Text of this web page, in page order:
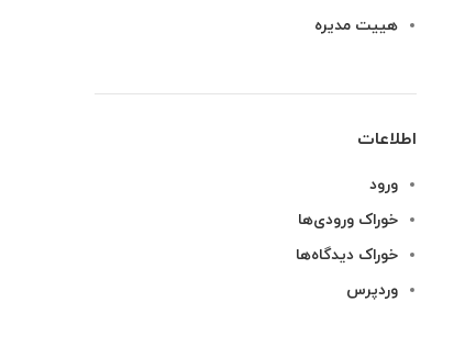
هییت مدیره
اطلاعات
ورود
خوراک ورودی‌ها
خوراک دیدگاه‌ها
وردپرس